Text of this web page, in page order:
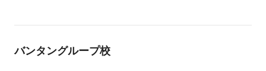
バンタングループ校